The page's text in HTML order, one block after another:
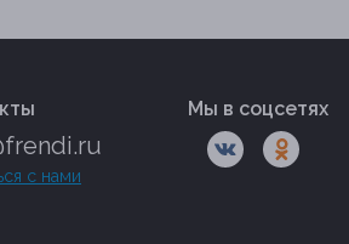
с нами
Мы в соцсетях